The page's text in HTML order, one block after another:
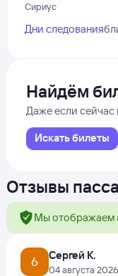
Сириус
Дни следования
Найдём
Даже если сейчас
Искать билеты
Отзывы
Мы отображаем
6 Сергей К.
04 августа